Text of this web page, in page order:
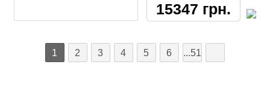
15347 грн.
1 2 3 4 5 6 ...51